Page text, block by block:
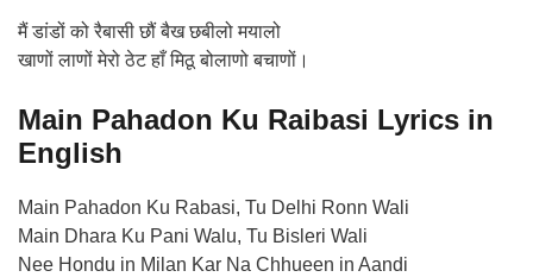
मैं डांडों को रैबासी छौं बैख छबीलो मयालो
खाणों लाणों मेरो ठेट हाँ मिठू बोलाणो बचाणों।
Main Pahadon Ku Raibasi Lyrics in
English
Main Pahadon Ku Rabasi, Tu Delhi Ronn Wali
Main Dhara Ku Pani Walu, Tu Bisleri Wali
Nee Hondu in Milan Kar Na Chhueen in Aandi